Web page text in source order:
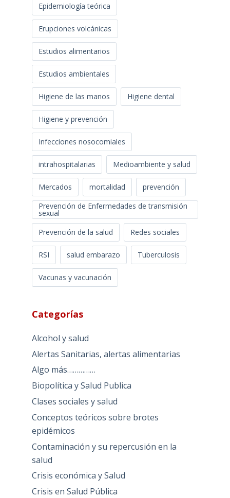
Epidemiología teórica
Erupciones volcánicas
Estudios alimentarios
Estudios ambientales
Higiene de las manos Higiene dental
Higiene y prevención
Infecciones nosocomiales
intrahospitalarias Medioambiente y salud
Mercados mortalidad
prevención
Prevención de Enfermedades de transmisión
sexual
Prevención de la salud
Redes sociales
RSI salud embarazo Tuberculosis
Vacunas y vacunación
Categorías
Alcohol y salud
Alertas Sanitarias, alertas alimentarias
Algo más……………
Biopolítica y Salud Publica
Clases sociales y salud
Conceptos teóricos sobre brotes
epidémicos
Contaminación y su repercusión en la
salud
Crisis económica y Salud
Crisis en Salud Pública